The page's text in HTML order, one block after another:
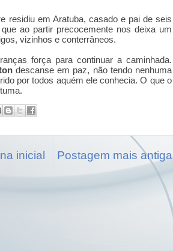
residiu em Aratuba, casado e pai de seis
ao partir precocemente nos deixa um
vizinhos e conterrâneos.
força para continuar a caminhada.
descanse em paz, não tendo nenhuma
por todos aquém ele conhecia. O que o
Postagem mais antiga
inicial